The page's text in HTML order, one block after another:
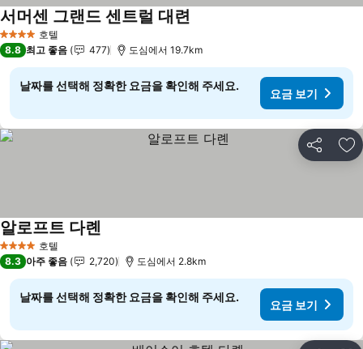
4 성급 호텔
서머센 그랜드 센트럴 대련
8.8 최고 좋음 477 도심에서 19.7km
날짜를 선택해 정확한 요금을 확인해 주세요.
요금 보기
공유 즐
4 성급 호텔
알로프트 다롄
8.3 아주 좋음 2,720 도심에서 2.8km
날짜를 선택해 정확한 요금을 확인해 주세요.
요금 보기